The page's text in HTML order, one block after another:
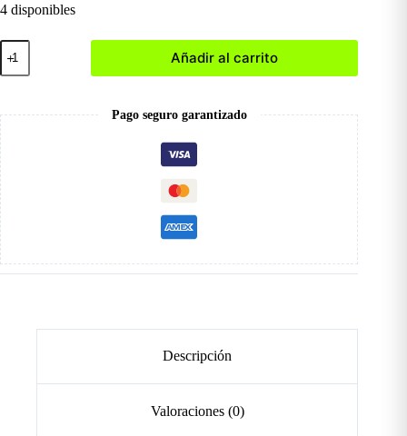
4 disponibles
108
Esmalte
en
cantidad
Añadir al carrito
Pago seguro garantizado
Descripción
Valoraciones (0)